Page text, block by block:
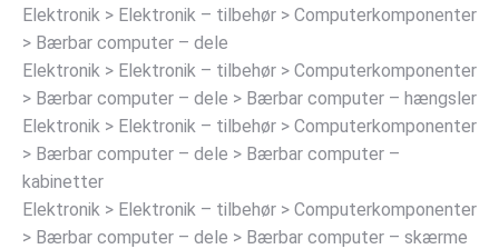
Elektronik > Elektronik – tilbehør > Computerkomponenter
> Bærbar computer – dele
Elektronik > Elektronik – tilbehør > Computerkomponenter
> Bærbar computer – dele > Bærbar computer – hængsler
Elektronik > Elektronik – tilbehør > Computerkomponenter
> Bærbar computer – dele > Bærbar computer –
kabinetter
Elektronik > Elektronik – tilbehør > Computerkomponenter
> Bærbar computer – dele > Bærbar computer – skærme